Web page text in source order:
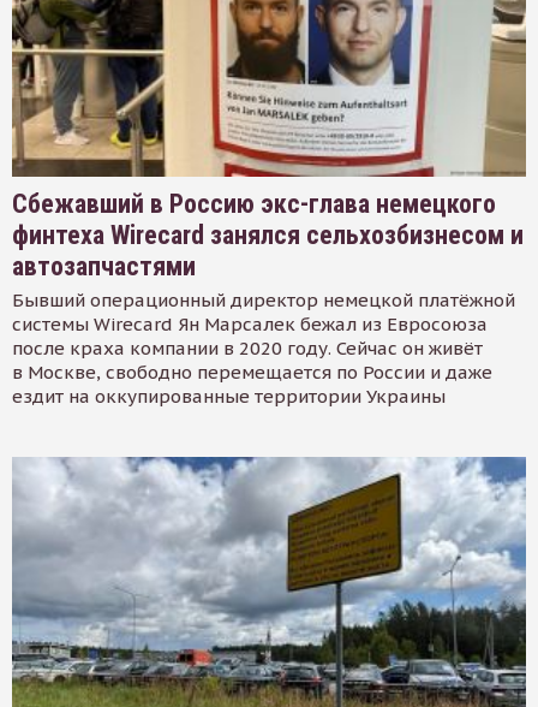
Сбежавший в Россию экс-глава немецкого
финтеха Wirecard занялся сельхозбизнесом и
автозапчастями
Бывший операционный директор немецкой платёжной
системы Wirecard Ян Марсалек бежал из Евросоюза
после краха компании в 2020 году. Сейчас он живёт
в Москве, свободно перемещается по России и даже
ездит на оккупированные территории Украины